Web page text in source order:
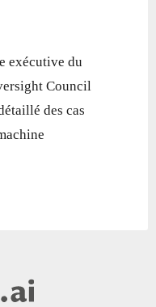
exécutive du
Council
des cas